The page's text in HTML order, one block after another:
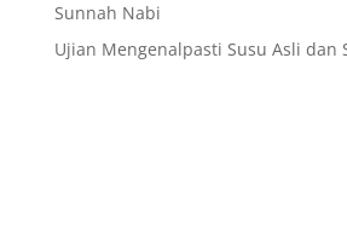
Sunnah Nabi
Ujian Mengenalpasti Susu Asli dan